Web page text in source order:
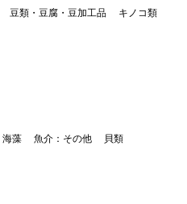
豆類・豆腐・豆加工品
キノコ類
海藻 魚介：その他 貝類